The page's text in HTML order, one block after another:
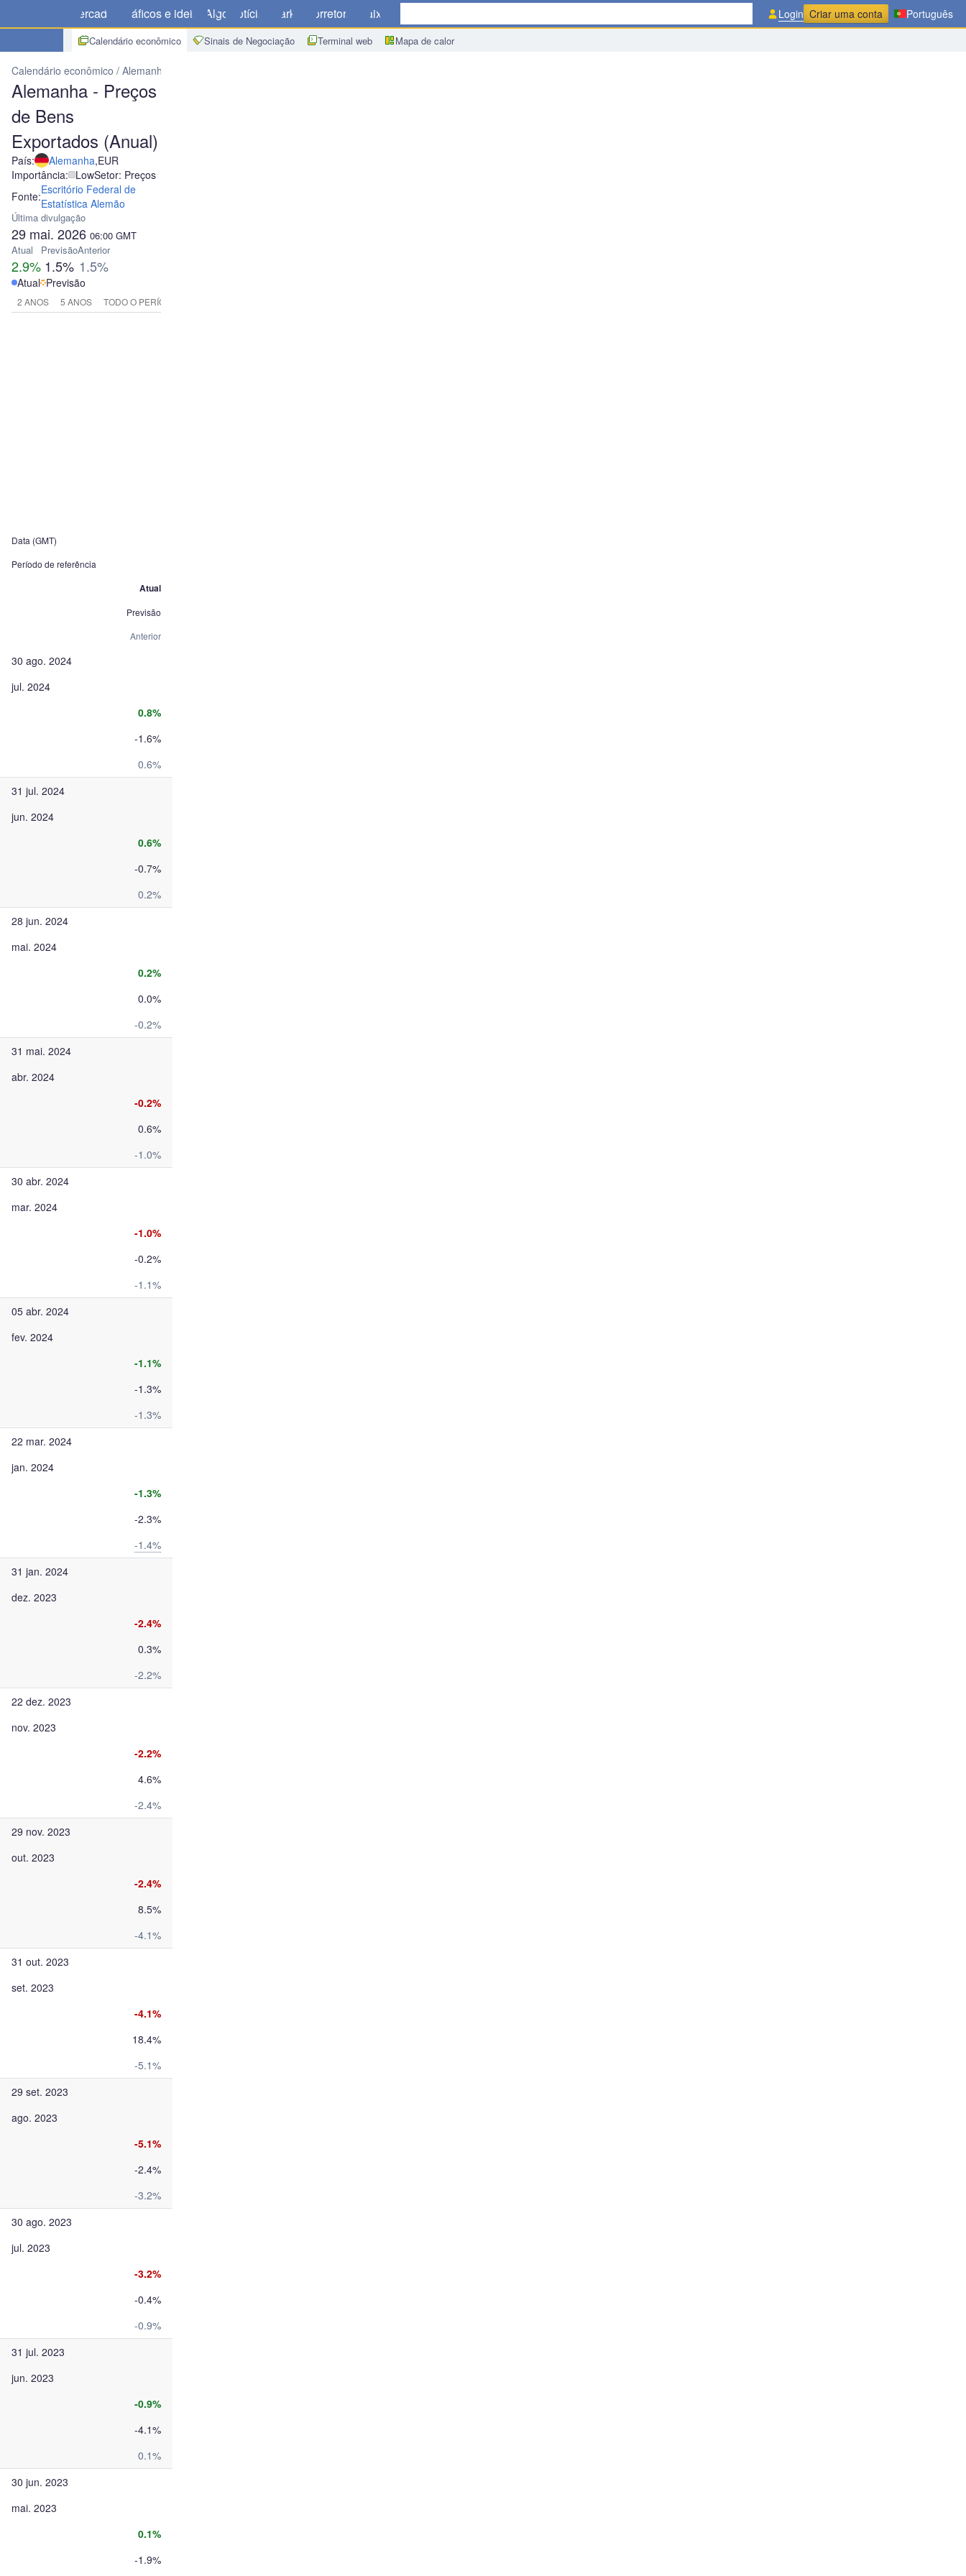
Mercados Gráficos e ideias Algo Notícias Market Corretoras Baixar
Calendário econômico Sinais de Negociação Terminal web Mapa de calor
Login Criar uma conta Português
Calendário econômico Alemanha
Alemanha - Preços
de Bens
Exportados (Anual)
País: Alemanha,EUR
Importância: LowSetor: Preços
Fonte:Escritório Federal de
Estatística Alemão
Última divulgação
29 mai. 2026 06:00 GMT
Atual
2.9%
Previsão
1.5%
Anterior
1.5%
Atual Previsão
2 ANOS 5 ANOS TODO O PERÍODO
Data (GMT)
Período de referência
Atual
Previsão
Anterior
30 ago. 2024
jul. 2024
0.8%
-1.6%
0.6%
31 jul. 2024
jun. 2024
0.6%
-0.7%
0.2%
28 jun. 2024
mai. 2024
0.2%
0.0%
-0.2%
31 mai. 2024
abr. 2024
-0.2%
0.6%
-1.0%
30 abr. 2024
mar. 2024
-1.0%
-0.2%
-1.1%
05 abr. 2024
fev. 2024
-1.1%
-1.3%
-1.3%
22 mar. 2024
jan. 2024
-1.3%
-2.3%
-1.4%
31 jan. 2024
dez. 2023
-2.4%
0.3%
-2.2%
22 dez. 2023
nov. 2023
-2.2%
4.6%
-2.4%
29 nov. 2023
out. 2023
-2.4%
8.5%
-4.1%
31 out. 2023
set. 2023
-4.1%
18.4%
-5.1%
29 set. 2023
ago. 2023
-5.1%
-2.4%
-3.2%
30 ago. 2023
jul. 2023
-3.2%
-0.4%
-0.9%
31 jul. 2023
jun. 2023
-0.9%
-4.1%
0.1%
30 jun. 2023
mai. 2023
0.1%
-1.9%